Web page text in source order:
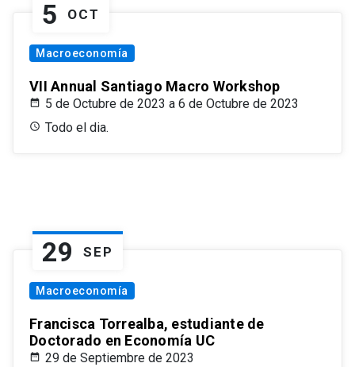
5 OCT
Macroeconomía
VII Annual Santiago Macro Workshop
5 de Octubre de 2023 a 6 de Octubre de 2023
Todo el dia.
29 SEP
Macroeconomía
Francisca Torrealba, estudiante de
Doctorado en Economía UC
29 de Septiembre de 2023